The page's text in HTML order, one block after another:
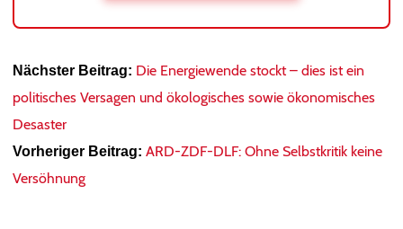
Nächster Beitrag: Die Energiewende stockt – dies ist ein
politisches Versagen und ökologisches sowie ökonomisches
Desaster
Vorheriger Beitrag: ARD-ZDF-DLF: Ohne Selbstkritik keine
Versöhnung